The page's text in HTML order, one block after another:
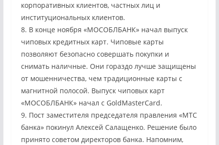
корпоративных клиентов, частных лиц и
институциональных клиентов.
8. В конце ноября «МОСОБЛБАНК» начал выпуск
чиповых кредитных карт. Чиповые карты
позволяют безопасно совершать покупки и
снимать наличные. Они гораздо лучше защищены
от мошенничества, чем традиционные карты с
магнитной полосой. Выпуск чиповых карт
«МОСОБЛБАНК» начал с GoldMasterCard.
9. Пост заместителя председателя правления «МТС
банка» покинул Алексей Салащенко. Решение было
принято советом директоров банка. Напомним,